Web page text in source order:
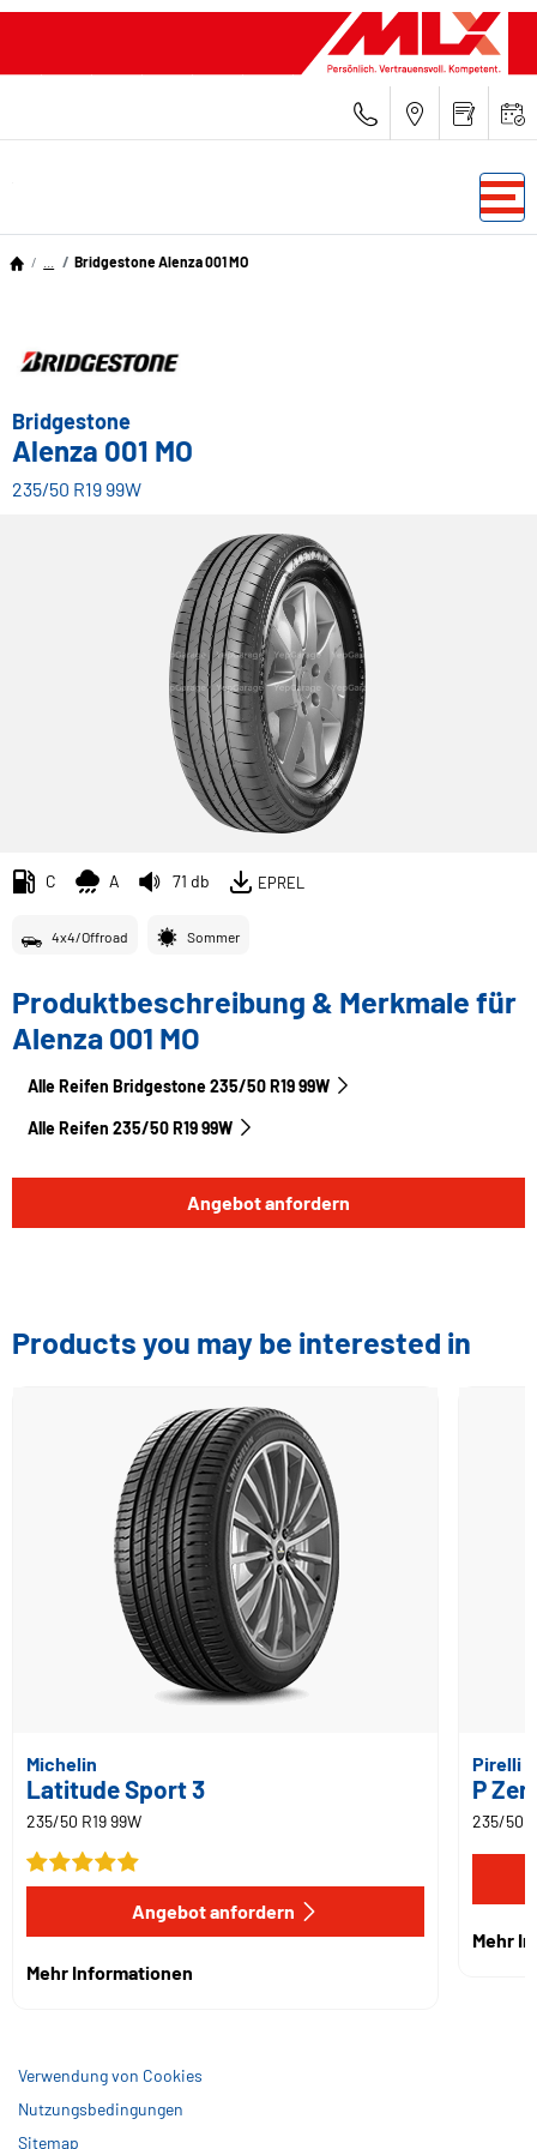
Bridgestone Alenza 001 MO
Bridgestone
Alenza 001 MO
235/50 R19 99W
C A 71 db EPREL
4x4/Offroad Sommer
Produktbeschreibung & Merkmale für
Alenza 001 MO
Alle Reifen Bridgestone 235/50 R19 99W
Alle Reifen‎ 235/50 R19 99W
Angebot anfordern
Products you may be interested in
Michelin
Latitude Sport 3
235/50 R19 99W
Angebot anfordern
Mehr Informationen
Pirelli
P
235/50
Mehr
Verwendung von Cookies
Nutzungsbedingungen
Sitemap